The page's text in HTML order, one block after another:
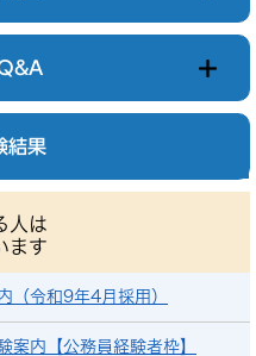
結果
人は
ます
（令和9年4月採用）
案内【公務員経験者枠】